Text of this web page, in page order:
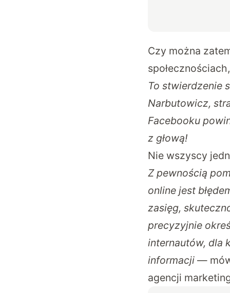
Czy można
To stwierdzenie
Narbutowicz,
Facebooku
z głową!
Nie wszyscy
Z pewnością
online jest
zasięg,
precyzyjnie
internautów, dla
informacji —
agencji